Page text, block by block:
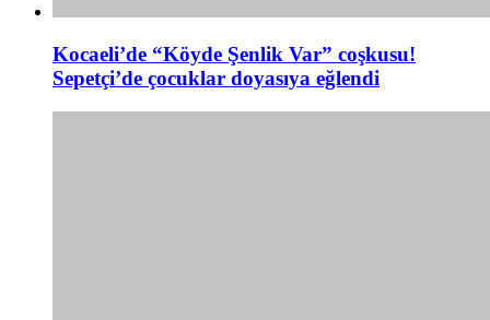
Kocaeli’de “Köyde Şenlik Var” coşkusu!
Sepetçi’de çocuklar doyasıya eğlendi